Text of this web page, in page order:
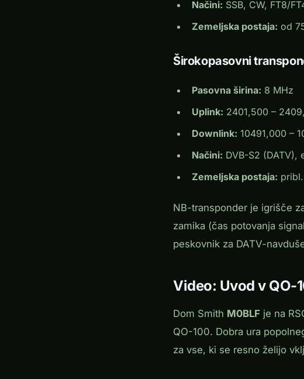
Načini: SSB, CW, FT8/
Zemeljska postaja: od
Širokopasovni
Pasovna širina: 8 MHz
Uplink: 2401,500 –
Downlink: 10491,000 –
Načini: DVB-S2 (DATV),
Zemeljska postaja:
NB-transponder je igrišče
zamika (čas potovanja
peskovnik za DATV-
Video: Uvod v QO-
Dom Smith M0BLF je na
QO-100. Dobra ura
za vse, ki se resno želijo